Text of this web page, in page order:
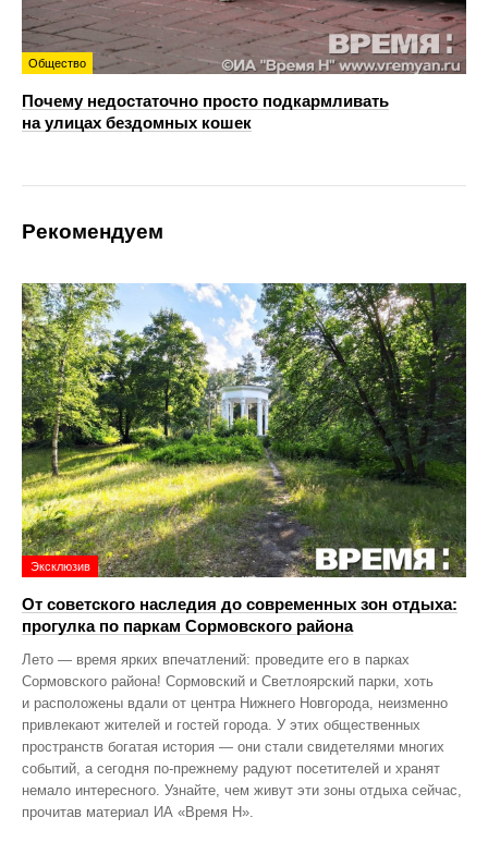
Общество
Почему недостаточно просто подкармливать
на улицах бездомных кошек
Рекомендуем
Эксклюзив
От советского наследия до современных зон отдыха:
прогулка по паркам Сормовского района
Лето — время ярких впечатлений: проведите его в парках
Сормовского района! Сормовский и Светлоярский парки, хоть
и расположены вдали от центра Нижнего Новгорода, неизменно
привлекают жителей и гостей города. У этих общественных
пространств богатая история — они стали свидетелями многих
событий, а сегодня по‑прежнему радуют посетителей и хранят
немало интересного. Узнайте, чем живут эти зоны отдыха сейчас,
прочитав материал ИА «Время Н».